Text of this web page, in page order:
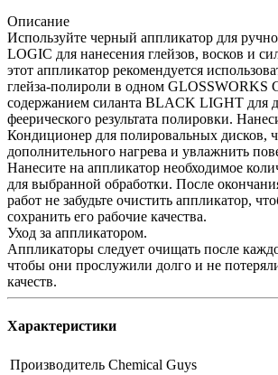
Описание
Используйте черный аппликатор для
LOGIC для нанесения глейзов, восков и
этот аппликатор рекомендуется
глейза-полироли в одном GLOSSWORKS
содержанием силанта BLACK LIGHT для
феерического результата полировки.
Кондиционер для полировальных дисков,
дополнительного нагрева и увлажнить
Нанесите на аппликатор необходимое
для выбранной обработки. После
работ не забудьте очистить аппликатор,
сохранить его рабочие качества.
Уход за аппликатором.
Аппликаторы следует очищать после
чтобы они прослужили долго и не
качеств.
Характеристики
Производитель Chemical Guys